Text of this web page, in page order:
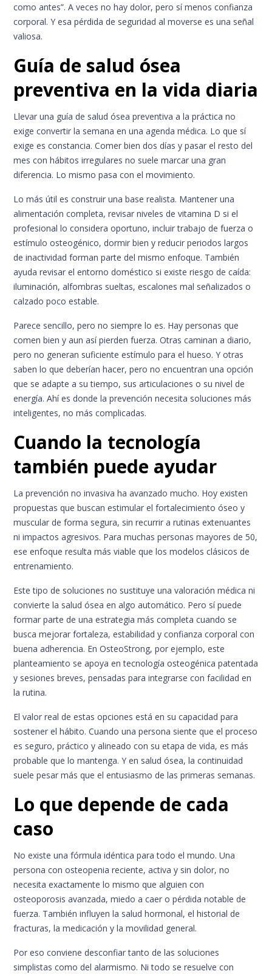
como antes”. A veces no hay dolor, pero sí menos confianza
corporal. Y esa pérdida de seguridad al moverse es una señal
valiosa.
Guía de salud ósea
preventiva en la vida diaria
Llevar una guía de salud ósea preventiva a la práctica no
exige convertir la semana en una agenda médica. Lo que sí
exige es constancia. Comer bien dos días y pasar el resto del
mes con hábitos irregulares no suele marcar una gran
diferencia. Lo mismo pasa con el movimiento.
Lo más útil es construir una base realista. Mantener una
alimentación completa, revisar niveles de vitamina D si el
profesional lo considera oportuno, incluir trabajo de fuerza o
estímulo osteogénico, dormir bien y reducir periodos largos
de inactividad forman parte del mismo enfoque. También
ayuda revisar el entorno doméstico si existe riesgo de caída:
iluminación, alfombras sueltas, escalones mal señalizados o
calzado poco estable.
Parece sencillo, pero no siempre lo es. Hay personas que
comen bien y aun así pierden fuerza. Otras caminan a diario,
pero no generan suficiente estímulo para el hueso. Y otras
saben lo que deberían hacer, pero no encuentran una opción
que se adapte a su tiempo, sus articulaciones o su nivel de
energía. Ahí es donde la prevención necesita soluciones más
inteligentes, no más complicadas.
Cuando la tecnología
también puede ayudar
La prevención no invasiva ha avanzado mucho. Hoy existen
propuestas que buscan estimular el fortalecimiento óseo y
muscular de forma segura, sin recurrir a rutinas extenuantes
ni impactos agresivos. Para muchas personas mayores de 50,
ese enfoque resulta más viable que los modelos clásicos de
entrenamiento.
Este tipo de soluciones no sustituye una valoración médica ni
convierte la salud ósea en algo automático. Pero sí puede
formar parte de una estrategia más completa cuando se
busca mejorar fortaleza, estabilidad y confianza corporal con
buena adherencia. En OsteoStrong, por ejemplo, este
planteamiento se apoya en tecnología osteogénica patentada
y sesiones breves, pensadas para integrarse con facilidad en
la rutina.
El valor real de estas opciones está en su capacidad para
sostener el hábito. Cuando una persona siente que el proceso
es seguro, práctico y alineado con su etapa de vida, es más
probable que lo mantenga. Y en salud ósea, la continuidad
suele pesar más que el entusiasmo de las primeras semanas.
Lo que depende de cada
caso
No existe una fórmula idéntica para todo el mundo. Una
persona con osteopenia reciente, activa y sin dolor, no
necesita exactamente lo mismo que alguien con
osteoporosis avanzada, miedo a caer o pérdida notable de
fuerza. También influyen la salud hormonal, el historial de
fracturas, la medicación y la movilidad general.
Por eso conviene desconfiar tanto de las soluciones
simplistas como del alarmismo. Ni todo se resuelve con